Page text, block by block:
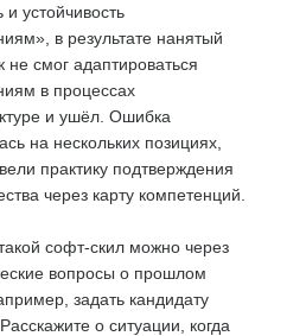
и устойчивость
в результате нанятый
не смог адаптироваться
в процессах
и ушёл. Ошибка
на нескольких позициях,
практику подтверждения
через карту компетенций.
софт-скил можно через
вопросы о прошлом
задать кандидату
о ситуации, когда